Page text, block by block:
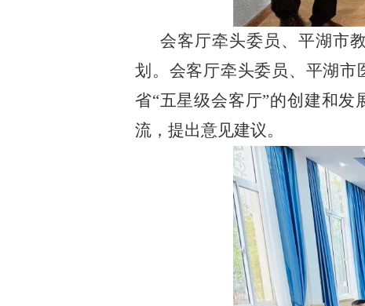
会客厅牵头委员、平湖市
划。会客厅牵头委员、平湖市
省“五星级会客厅”的创建和
流，提出意见建议。